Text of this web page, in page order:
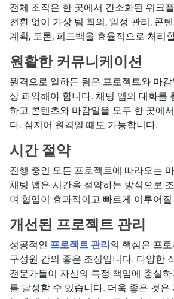
전체 조직은 한 곳에서 간소화된 워크
전환 없이 가상 팀 회의, 일정 관리, 콘
계획, 토론, 피드백을 효율적으로 처리
원활한 커뮤니케이션
원격으로 일하든 팀은 프로젝트와 마
상 파악해야 합니다. 채팅 앱의 대화를
하고 콘텐츠와 마감일을 모두 한 곳에
다. 심지어 원격일 때도 가능합니다.
시간 절약
진행 중인 모든 프로젝트에 따라오는
채팅 앱은 시간을 절약하는 방식으로
며 협업이 효과적이고 빠르게 이루어
개선된 프로젝트 관리
성공적인 프로젝트 관리의 핵심은 프
구성원 간의 좋은 조정입니다. 다양한
전문가들이 자신의 특정 책임에 충실
를 달성할 수 있습니다. 더욱 좋은 것은